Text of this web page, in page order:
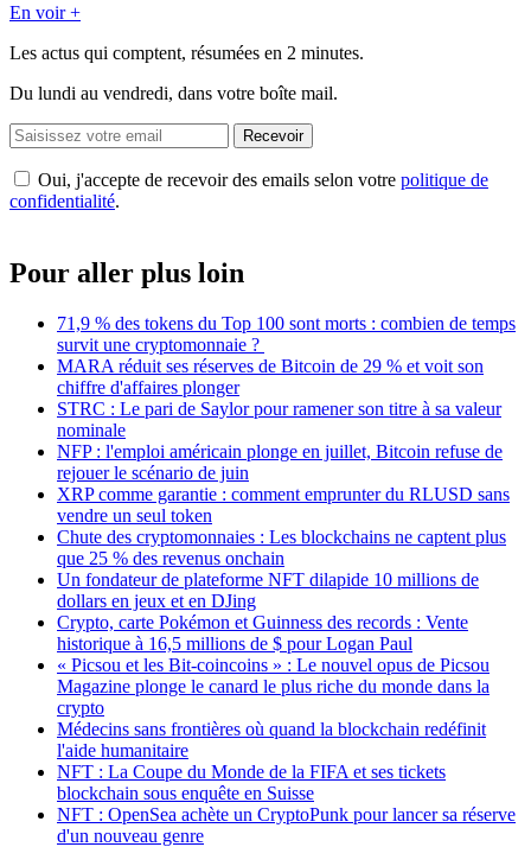
En voir +
Les actus qui comptent, résumées en 2 minutes.
Du lundi au vendredi, dans votre boîte mail.
Recevoir
Oui, j'accepte de recevoir des emails selon votre politique de
confidentialité.
Pour aller plus loin
71,9 % des tokens du Top 100 sont morts : combien de temps
survit une cryptomonnaie ?
MARA réduit ses réserves de Bitcoin de 29 % et voit son
chiffre d'affaires plonger
STRC : Le pari de Saylor pour ramener son titre à sa valeur
nominale
NFP : l'emploi américain plonge en juillet, Bitcoin refuse de
rejouer le scénario de juin
XRP comme garantie : comment emprunter du RLUSD sans
vendre un seul token
Chute des cryptomonnaies : Les blockchains ne captent plus
que 25 % des revenus onchain
Un fondateur de plateforme NFT dilapide 10 millions de
dollars en jeux et en DJing
Crypto, carte Pokémon et Guinness des records : Vente
historique à 16,5 millions de $ pour Logan Paul
« Picsou et les Bit-coincoins » : Le nouvel opus de Picsou
Magazine plonge le canard le plus riche du monde dans la
crypto
Médecins sans frontières où quand la blockchain redéfinit
l'aide humanitaire
NFT : La Coupe du Monde de la FIFA et ses tickets
blockchain sous enquête en Suisse
NFT : OpenSea achète un CryptoPunk pour lancer sa réserve
d'un nouveau genre